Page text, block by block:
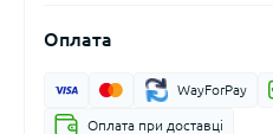
Оплата
WayForPay
Оплата при доставці